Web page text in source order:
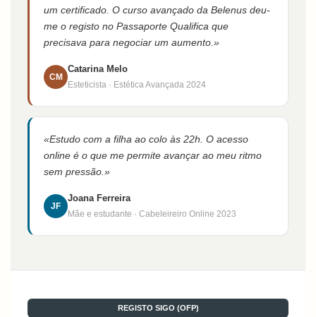
um certificado. O curso avançado da Belenus deu-
me o registo no Passaporte Qualifica que
precisava para negociar um aumento.»
CM
Catarina Melo
Esteticista · Estética Avançada 2024
«Estudo com a filha ao colo às 22h. O acesso
online é o que me permite avançar ao meu ritmo
sem pressão.»
JF
Joana Ferreira
Mãe e estudante · Cabeleireiro Online 2023
REGISTO SIGO (OFP)